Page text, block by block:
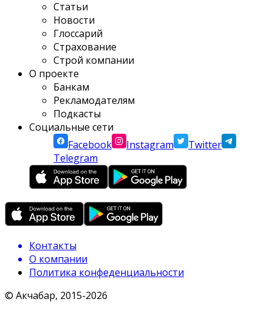
Статьи
Новости
Глоссарий
Страхование
Строй компании
О проекте
Банкам
Рекламодателям
Подкасты
Социальные сети
Facebook
Instagram
Twitter
Telegram
Контакты
О компании
Политика конфеденциальности
© Акчабар, 2015-2026